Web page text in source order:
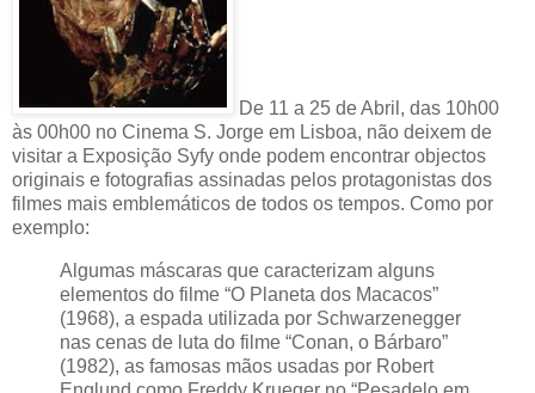
De 11 a 25 de Abril, das 10h00
às 00h00 no Cinema S. Jorge em Lisboa, não deixem de
visitar a Exposição Syfy onde podem encontrar objectos
originais e fotografias assinadas pelos protagonistas dos
filmes mais emblemáticos de todos os tempos. Como por
exemplo:
Algumas máscaras que caracterizam alguns
elementos do filme “O Planeta dos Macacos”
(1968), a espada utilizada por Schwarzenegger
nas cenas de luta do filme “Conan, o Bárbaro”
(1982), as famosas mãos usadas por Robert